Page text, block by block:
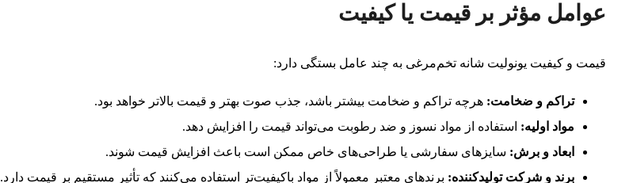
عوامل مؤثر بر قیمت یا کیفیت
قیمت و کیفیت یونولیت شانه تخم‌مرغی به چند عامل بستگی دارد:
تراکم و ضخامت: هرچه تراکم و ضخامت بیشتر باشد، جذب صوت بهتر و قیمت بالاتر خواهد بود.
مواد اولیه: استفاده از مواد نسوز و ضد رطوبت می‌تواند قیمت را افزایش دهد.
ابعاد و برش: سایزهای سفارشی یا طراحی‌های خاص ممکن است باعث افزایش قیمت شوند.
برند و شرکت تولیدکننده: برندهای معتبر معمولاً از مواد باکیفیت‌تر استفاده می‌کنند که تأثیر مستقیم بر قیمت دارد.